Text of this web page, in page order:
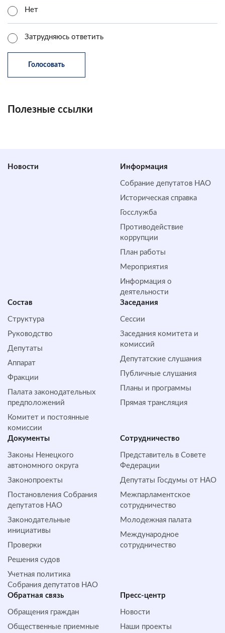
Нет
Затрудняюсь ответить
Полезные ссылки
Новости Информация
Собрание депутатов НАО
Историческая справка
Госслужба
Противодействие
коррупции
План работы
Мероприятия
Информация о
деятельности
Состав
Структура
Руководство
Депутаты
Аппарат
Фракции
Палата законодательных
предположений
Комитет и постоянные
комиссии
Заседания
Сессии
Заседания комитета и
комиссий
Депутатские слушания
Публичные слушания
Планы и программы
Прямая трансляция
Документы
Законы Ненецкого
автономного округа
Законопроекты
Постановления Собрания
депутатов НАО
Законодательные
инициативы
Проверки
Решения судов
Учетная политика
Собрания депутатов НАО
Сотрудничество
Представитель в Совете
Федерации
Депутаты Госдумы от НАО
Межпарламентское
сотрудничество
Молодежная палата
Международное
сотрудничество
Обратная cвязь
Обращения граждан
Общественные приемные
Пресс-центр
Новости
Наши проекты